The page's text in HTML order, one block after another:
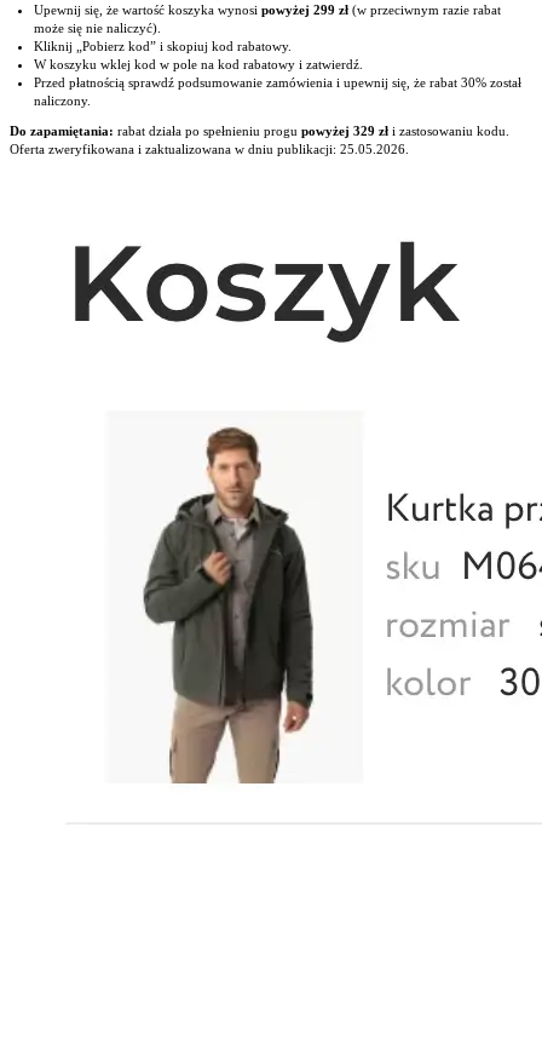
Upewnij się, że wartość koszyka wynosi powyżej 299 zł (w przeciwnym razie rabat
może się nie naliczyć).
Kliknij „Pobierz kod” i skopiuj kod rabatowy.
W koszyku wklej kod w pole na kod rabatowy i zatwierdź.
Przed płatnością sprawdź podsumowanie zamówienia i upewnij się, że rabat 30% został
naliczony.
Do zapamiętania: rabat działa po spełnieniu progu powyżej 329 zł i zastosowaniu kodu.
Oferta zweryfikowana i zaktualizowana w dniu publikacji: 25.05.2026.